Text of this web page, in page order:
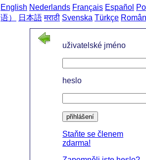
English Nederlands Français Español
语）
日本語 मराठी Svenska Türkçe
uživatelské jméno
heslo
přihlášení
Staňte se členem
zdarma!